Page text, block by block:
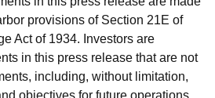
provisions of Section 21E of
Act of 1934. Investors are
in this press release that are not
including, without limitation,
objectives for future operations,